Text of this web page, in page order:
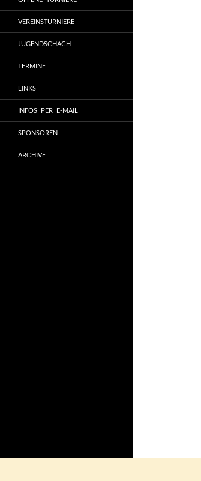
VEREINSTURNIERE
JUGENDSCHACH
TERMINE
LINKS
INFOS PER E-MAIL
SPONSOREN
ARCHIVE